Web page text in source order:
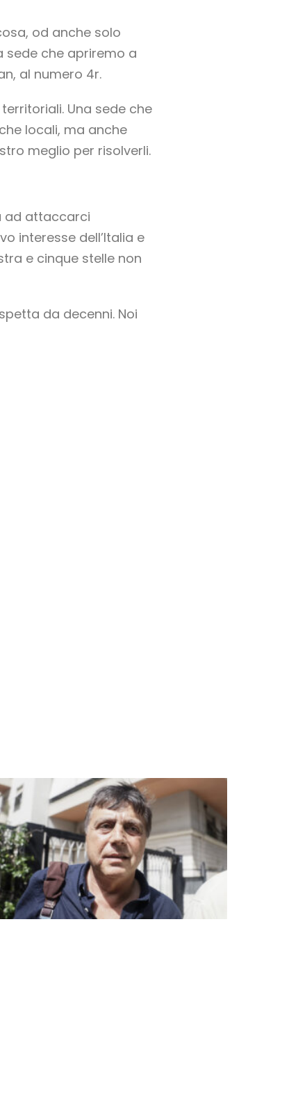
od anche solo
sede che apriremo a
al numero 4r.
Una sede che
locali, ma anche
meglio per risolverli.
ad attaccarci
interesse dell’Italia e
e cinque stelle non
da decenni. Noi